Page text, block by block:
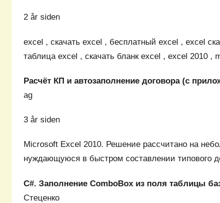
2 år siden
excel , скачать excel , бесплатный excel , excel
таблица excel , скачать бланк excel , excel 2010
Расчёт КП и автозаполнение договора (с
ag
3 år siden
Microsoft Excel 2010. Решение рассчитано на
нуждающуюся в быстром составлении типового
C#. Заполнение ComboBox из поля таблицы
Стеценко